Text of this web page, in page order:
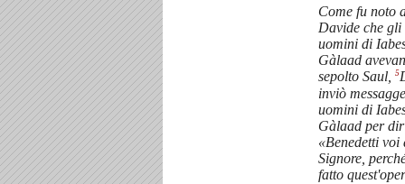
Come fu noto
Davide che gli
uomini di
Gàlaad
sepolto Saul, 5
inviò
uomini di
Gàlaad per
«Benedetti voi
Signore,
fatto